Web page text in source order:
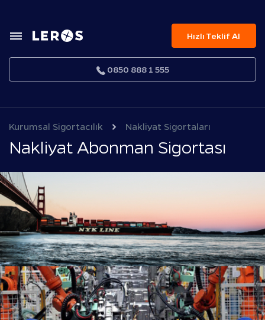
Hızlı Teklif Al
0850 888 1 555
Kurumsal Sigortacılık Nakliyat Sigortaları
Nakliyat Abonman Sigortası